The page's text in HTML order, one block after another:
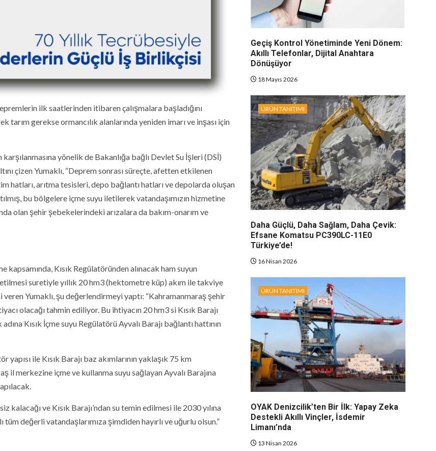
ilk saatlerinden itibaren çalışmalara başladığını
tarım gerekse ormancılık alanlarında yeniden imarı ve inşası için
yönelik de Bakanlığa bağlı Devlet Su İşleri (DSİ)
çizen Yumaklı, “Deprem sonrası süreçte, afetten etkilenen
hatları, arıtma tesisleri, depo bağlantı hatları ve depolarda oluşan
bu bölgelere içme suyu iletilerek vatandaşımızın hizmetine
olan şehir şebekelerindeki arızalara da bakım-onarım ve
Kısık Regülatöründen alınacak ham suyun
suretiyle yıllık 20 hm3 (hektometre küp) akım ile takviye
Yumaklı, şu değerlendirmeyi yaptı: “Kahramanmaraş şehir
olacağı tahmin ediliyor. Bu ihtiyacın 20 hm3 si Kısık Barajı
Kısık İçme suyu Regülatörü Ayvalı Barajı bağlantı hattının
yapısı ile Kısık Barajı baz akımlarının yaklaşık 75 km
il merkezine içme ve kullanma suyu sağlayan Ayvalı Barajına
ve Kısık Barajı’ndan su temin edilmesi ile 2030 yılına
değerli vatandaşlarımıza şimdiden hayırlı ve uğurlu olsun.”
Geçiş Kontrol Yönetiminde Yeni Dönem:
Akıllı Telefonlar, Dijital Anahtara
Dönüşüyor
18 Mayıs 2026
ÜRÜN TANITIMI
Daha Güçlü, Daha Sağlam, Daha Çevik:
Efsane Komatsu PC390LC-11E0
Türkiye’de!
16 Nisan 2026
ÜRÜN TANITIMI
OYAK Denizcilik’ten Bir İlk: Yapay Zeka
Destekli Akıllı Vinçler, İsdemir
Limanı’nda
13 Nisan 2026